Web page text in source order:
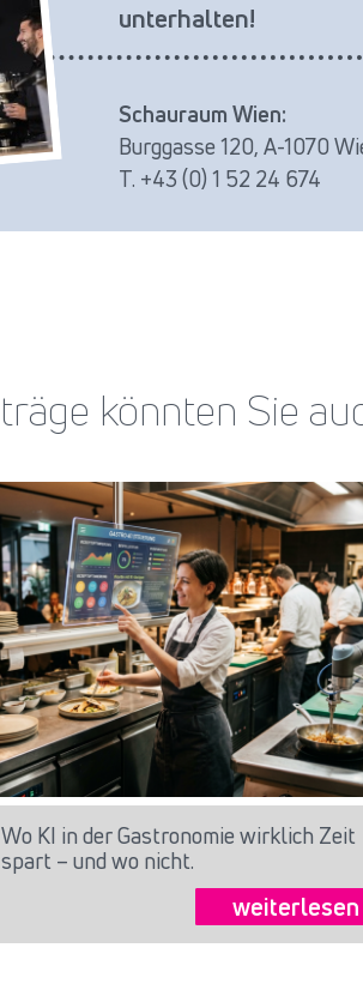
unterhalten!
Schauraum Wien:
Burggasse 120, A-1070
T. +43 (0) 1 52 24 674
könnten Sie
Wo KI in der Gastronomie wirklich Zeit
spart – und wo nicht.
weiterlesen